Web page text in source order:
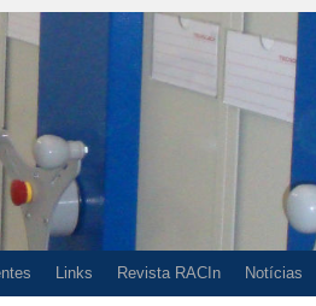
Links Revista RACIn Notícias